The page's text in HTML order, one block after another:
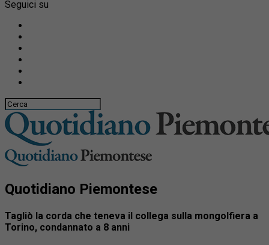
Seguici su
Quotidiano Piemontese
Tagliò la corda che teneva il collega sulla mongolfiera a
Torino, condannato a 8 anni